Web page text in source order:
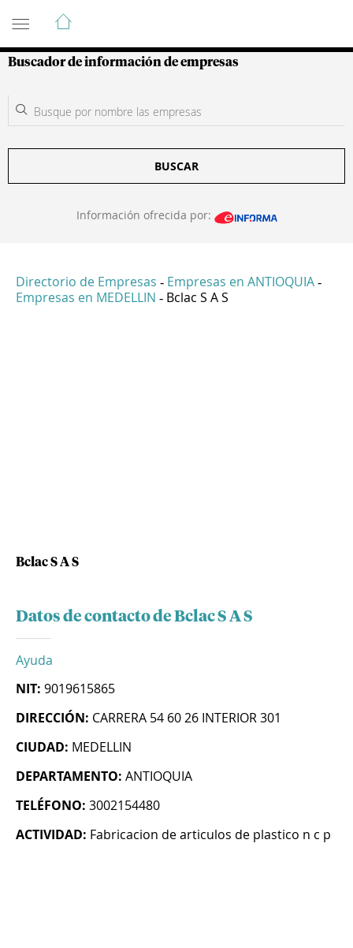
Guía de Empresas Colombianas
Buscador de información de empresas
BUSCAR
Información ofrecida por:
Directorio de Empresas - Empresas en ANTIOQUIA -
Empresas en MEDELLIN - Bclac S A S
Bclac S A S
Datos de contacto de Bclac S A S
Ayuda
NIT: 9019615865
DIRECCIÓN: CARRERA 54 60 26 INTERIOR 301
CIUDAD: MEDELLIN
DEPARTAMENTO: ANTIOQUIA
TELÉFONO: 3002154480
ACTIVIDAD: Fabricacion de articulos de plastico n c p